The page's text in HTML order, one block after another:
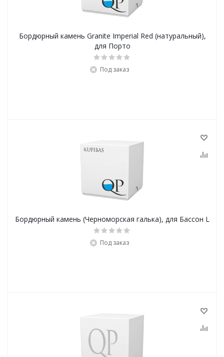
Бордюрный камень Granite Imperial Red (натуральный),
для Порто
Под заказ
Бордюрный камень (Черноморская галька), для Бассон L
Под заказ